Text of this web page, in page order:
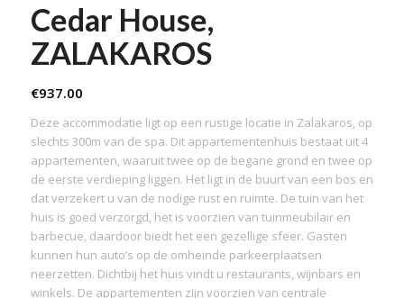
Cedar House,
ZALAKAROS
€937.00
Deze accommodatie ligt op een rustige locatie in Zalakaros, op
slechts 300m van de spa. Dit appartementenhuis bestaat uit 4
appartementen, waaruit twee op de begane grond en twee op
de eerste verdieping liggen. Het ligt in de buurt van een bos en
dat verzekert u van de nodige rust en ruimte. De tuin van het
huis is goed verzorgd, het is voorzien van tuinmeubilair en
barbecue, daardoor biedt het een gezellige sfeer. Gasten
kunnen hun auto’s op de omheinde parkeerplaatsen
neerzetten. Dichtbij het huis vindt u restaurants, wijnbars en
winkels. De appartementen zijn voorzien van centrale